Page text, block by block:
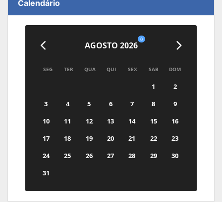
Calendário
AGOSTO 2026
0
SEG TER QUA QUI SEX SAB DOM
1
2
3
4 5 6 7 8
9
10
11 12 13 14 15
16
17
18 19 20 21 22
23
24
25 26 27 28 29
30
31